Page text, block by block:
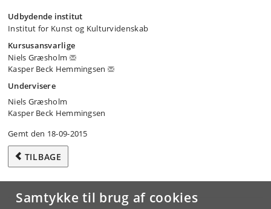
Samtykke til brug af cookies
Udbydende institut
Institut for Kunst og Kulturvidenskab
Kursusansvarlige
Niels Græsholm
Kasper Beck Hemmingsen
Undervisere
Niels Græsholm
Kasper Beck Hemmingsen
Gemt den 18-09-2015
TILBAGE